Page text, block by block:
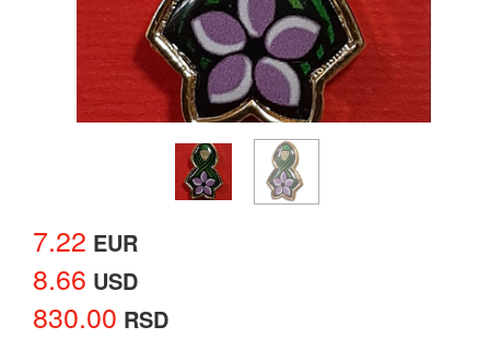
7.22 EUR
8.66 USD
830.00 RSD